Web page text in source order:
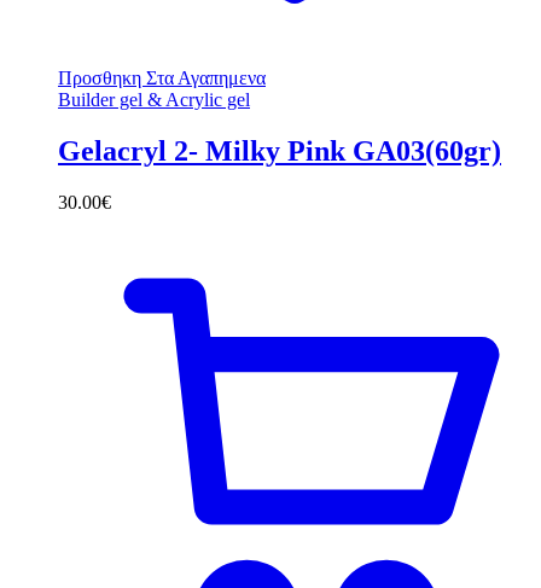
Προσθηκη Στα Αγαπημενα
Builder gel & Acrylic gel
Gelacryl 2- Milky Pink GA03(60gr)
30.00€